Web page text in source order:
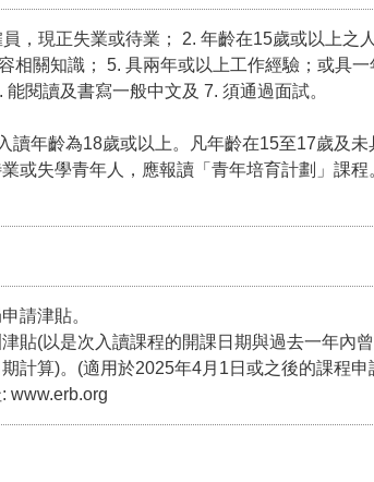
，現正失業或待業； 2. 年齡在15歲或以上之
相關知識； 5. 具兩年或以上工作經驗；或具一
閱讀及書寫一般中文及 7. 須通過面試。
讀年齡為18歲或以上。凡年齡在15至17歲及未
或失學青年人，應報讀「青年培育計劃」課程
請津貼。
貼(以是次入讀課程的開課日期與過去一年內
計算)。(適用於2025年4月1日或之後的課程申
www.erb.org